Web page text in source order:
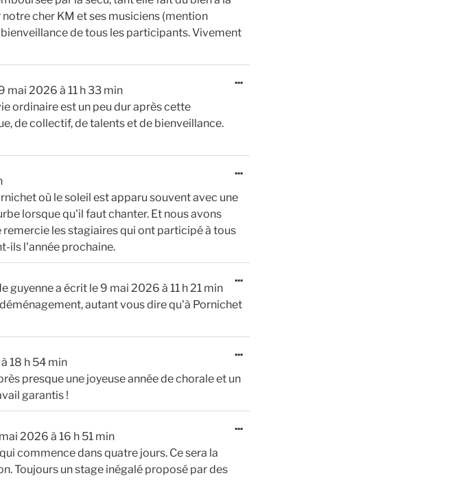
cher KM et ses musiciens (mention
de tous les participants. Vivement
mai 2026 à 11 h 33 min
ordinaire est un peu dur après cette
de collectif, de talents et de bienveillance.
...Ouvrir/Fermer
où le soleil est apparu souvent avec une
lorsque qu'il faut chanter. Et nous avons
les stagiaires qui ont participé à tous
ils l'année prochaine.
...Ouvrir/Fermer
guyennea écrit le 9 mai 2026 à 11 h 21 min
autant vous dire qu'à Pornichet
...Ouvrir/Fermer
à 18 h 54 min
presque une joyeuse année de chorale et un
garantis !
...Ouvrir/Fermer
2026 à 16 h 51 min
commence dans quatre jours. Ce sera la
Toujours un stage inégalé proposé par des
...Ouvrir/Fermer